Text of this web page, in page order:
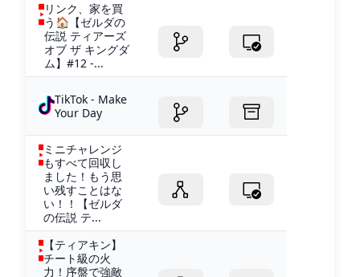
リンク、家を買
う🏠【ゼルダの
伝説 ティアーズ
オブ ザ キングダ
ム】#12 -...
TikTok - Make
Your Day
ミニチャレンジ
もすべて回収し
ました！もう思
い残すことはな
い！！【ゼルダ
の伝説 テ...
【ティアキン】
チート級の火
力！序盤で強敵